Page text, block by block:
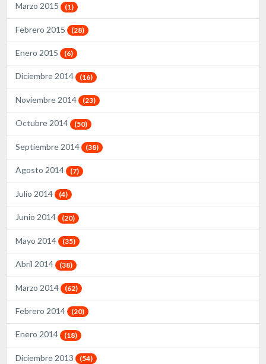
Marzo 2015 (1)
Febrero 2015 (28)
Enero 2015 (6)
Diciembre 2014 (16)
Noviembre 2014 (23)
Octubre 2014 (50)
Septiembre 2014 (38)
Agosto 2014 (7)
Julio 2014 (4)
Junio 2014 (20)
Mayo 2014 (35)
Abril 2014 (38)
Marzo 2014 (62)
Febrero 2014 (20)
Enero 2014 (18)
Diciembre 2013 (54)